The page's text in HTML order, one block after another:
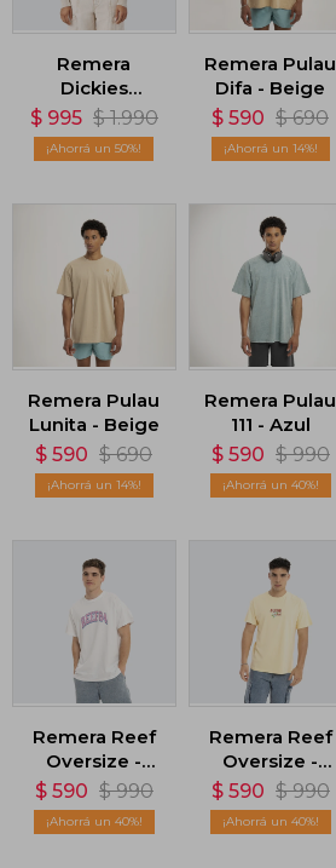
Remera
Dickies
Newington
Long Sleeve
T-Shirt - Beige
$ 995 $ 1.990
50
Remera Pulau
Difa - Beige
$ 590 $ 690
14
Remera Pulau
Lunita - Beige
$ 590 $ 690
14
Remera Pulau
111 - Azul
$ 590 $ 990
40
Remera Reef
Oversize -
Blanco
$ 590 $ 990
40
Remera Reef
Oversize -
Amarillo
$ 590 $ 990
40